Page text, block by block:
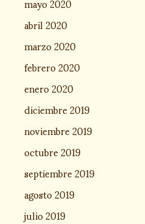
abril 2020
marzo 2020
febrero 2020
enero 2020
diciembre 2019
noviembre 2019
octubre 2019
septiembre 2019
agosto 2019
julio 2019